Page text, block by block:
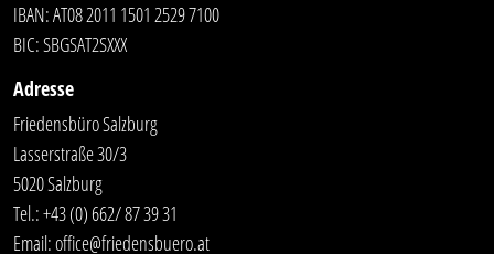
IBAN: AT08 2011 1501 2529 7100
BIC: SBGSAT2SXXX
Adresse
Friedensbüro Salzburg
Lasserstraße 30/3
5020 Salzburg
Tel.:+43 (0) 662/ 87 39 31
Email:office@friedensbuero.at